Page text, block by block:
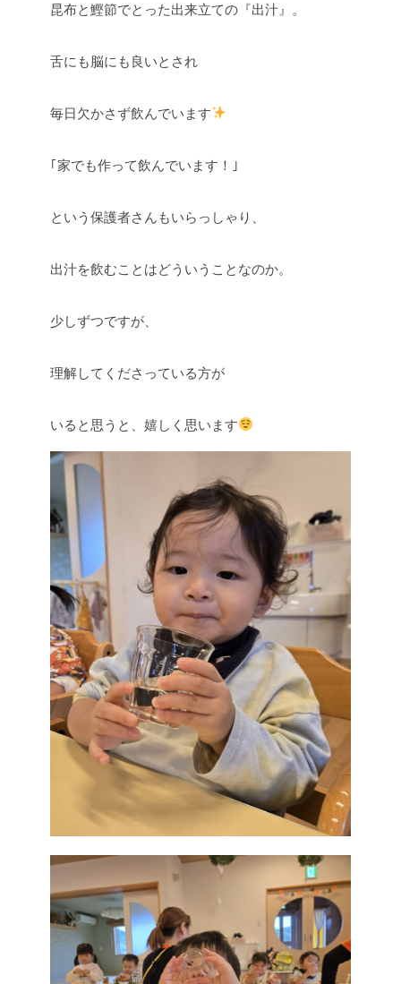
昆布と鰹節でとった出来立ての『出汁』。
舌にも脳にも良いとされ
毎日欠かさず飲んでいます
｢家でも作って飲んでいます！｣
という保護者さんもいらっしゃり、
出汁を飲むことはどういうことなのか。
少しずつですが、
理解してくださっている方が
いると思うと、嬉しく思います